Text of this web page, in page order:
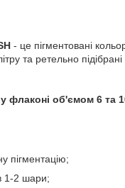
- це пігментовані
та ретельно
флаконі об'ємом 6 та
пігментацію;
1-2 шари;